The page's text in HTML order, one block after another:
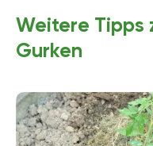
Weitere Tipps
Gurken